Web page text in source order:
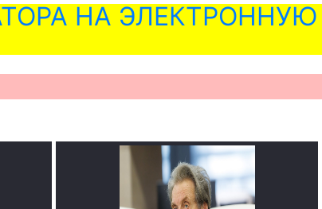
НА ЭЛЕКТРОННУЮ